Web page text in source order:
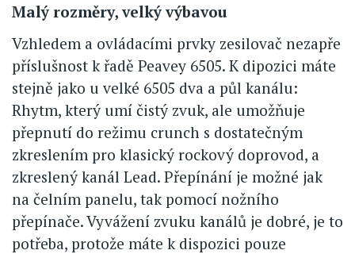
Malý rozměry, velký výbavou
Vzhledem a ovládacími prvky zesilovač nezapře
příslušnost k řadě Peavey 6505. K dipozici máte
stejně jako u velké 6505 dva a půl kanálu:
Rhytm, který umí čistý zvuk, ale umožňuje
přepnutí do režimu crunch s dostatečným
zkreslením pro klasický rockový doprovod, a
zkreslený kanál Lead. Přepínání je možné jak
na čelním panelu, tak pomocí nožního
přepínače. Vyvážení zvuku kanálů je dobré, je to
potřeba, protože máte k dispozici pouze